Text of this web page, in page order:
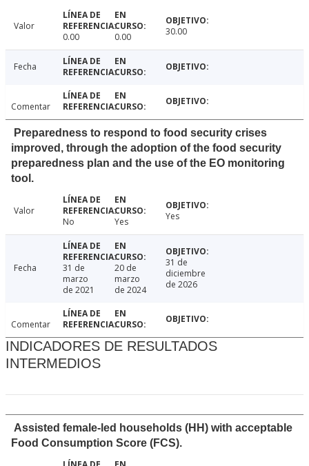
Valor
0.00
0.00 30.00
Fecha
Comentar
Preparedness to respond to food security crises
improved, through the adoption of the food security
preparedness plan and the use of the EO monitoring
tool.
Valor
No
Yes Yes
Fecha
31 de
marzo
de 2021
20 de
marzo
de 2024
31 de
diciembre
de 2026
Comentar
INDICADORES DE RESULTADOS
INTERMEDIOS
Assisted female-led households (HH) with acceptable
Food Consumption Score (FCS).